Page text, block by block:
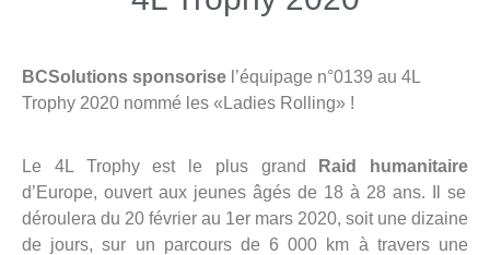
BCSolutions sponsorise l’équipage n°0139 au 4L
Trophy 2020 nommé les «Ladies Rolling» !
Le 4L Trophy est le plus grand
Raid humanitaire
d’Europe, ouvert aux jeunes âgés de 18 à 28 ans.
Il se
déroulera du 20 février au 1er mars 2020, soit une dizaine
de jours, sur un parcours de 6 000 km à travers une